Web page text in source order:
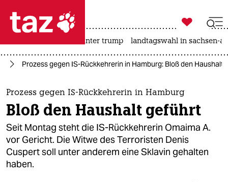
 taz zahl ich
taz zahl ich
themen
politik
öko
gesellschaft

taz zahl ich
usa unter trump landtagswahl in sachsen-
Prozess gegen IS-Rückkehrerin in Hamburg: Bloß den Haushalt
Prozess gegen IS-Rückkehrerin in Hamburg
Bloß den Haushalt geführt
Seit Montag steht die IS-Rückkehrerin Omaima A.
vor Gericht. Die Witwe des Terroristen Denis
Cuspert soll unter anderem eine Sklavin gehalten
haben.